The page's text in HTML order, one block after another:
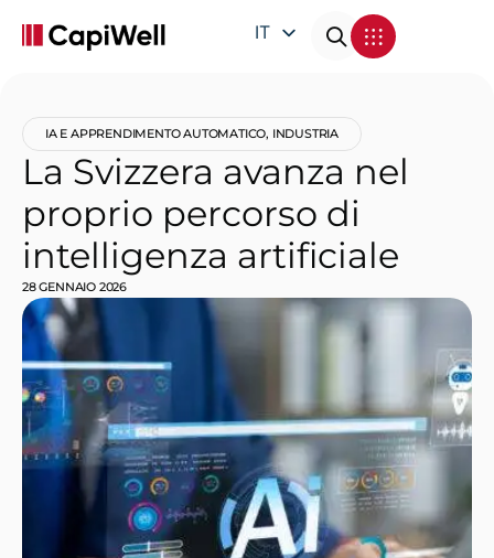
IT
FR
IA E APPRENDIMENTO AUTOMATICO, INDUSTRIA
La Svizzera avanza nel
proprio percorso di
intelligenza artificiale
28 GENNAIO 2026